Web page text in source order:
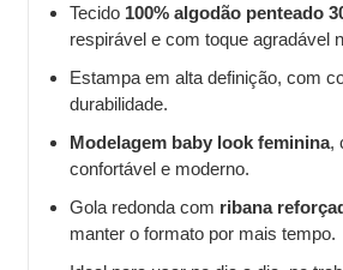
Tecido 100% algodão penteado
respirável e com toque agradável
Estampa em alta definição, com
durabilidade.
Modelagem baby look feminina,
confortável e moderno.
Gola redonda com ribana
manter o formato por mais tempo.